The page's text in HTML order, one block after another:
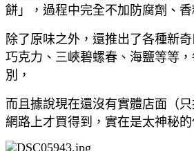
餅」，過程中完全不加防腐劑、香
除了原味之外，還推出了各種新
巧克力、三峽碧螺春、海鹽等等
別，
而且據說現在還沒有實體店面（
網路上才買得到，實在是太神秘的